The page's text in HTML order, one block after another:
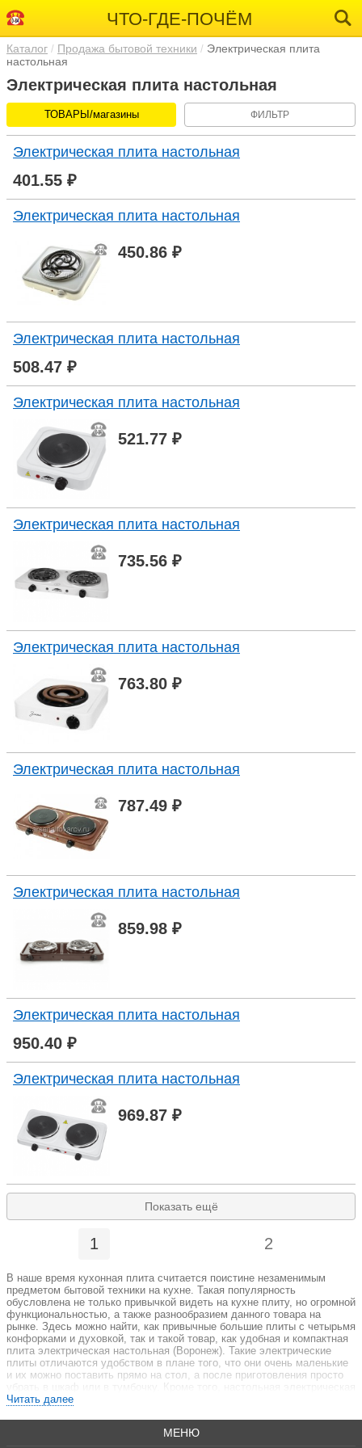
ЧТО-ГДЕ-ПОЧЁМ
Каталог Продажа бытовой техники
Электрическая плита
настольная
Электрическая плита настольная
ТОВАРЫ/магазины ФИЛЬТР
Электрическая плита настольная
401.55 ₽
Электрическая плита настольная
450.86 ₽
Электрическая плита настольная
508.47 ₽
Электрическая плита настольная
521.77 ₽
Электрическая плита настольная
735.56 ₽
Электрическая плита настольная
763.80 ₽
Электрическая плита настольная
787.49 ₽
Электрическая плита настольная
859.98 ₽
Электрическая плита настольная
950.40 ₽
Электрическая плита настольная
969.87 ₽
Показать ещё
1 2
В наше время кухонная плита считается поистине незаменимым
предметом бытовой техники на кухне. Такая популярность
обусловлена не только привычкой видеть на кухне плиту, но огромной
функциональностью, а также разнообразием данного товара на
рынке. Здесь можно найти, как привычные большие плиты с четырьмя
конфорками и духовкой, так и такой товар, как удобная и компактная
плита электрическая настольная (Воронеж). Такие электрические
плиты отличаются удобством в плане того, что они очень маленькие
и их можно поставить прямо на стол, а после приготовления просто
плита с духовкой в Воронеже будет стоить намного дешевле, чем
тоже немаловажный фактор, влияющий на популярность данного
товара. Чем же отличается электроплита настольная, купить которую
Читать далее
МЕНЮ